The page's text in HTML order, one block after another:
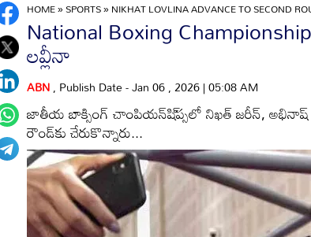
HOME»SPORTS»NIKHAT LOVLINA ADVANCE TO SECOND
National Boxing
లవ్లీనా
ABN, Publish Date - Jan 06 , 2026 | 05:08 AM
జాతీయ బాక్సింగ్‌ చాంపియన్‌షి్‌ప్సలో నిఖత్‌ జరీన్‌, అభినాష్‌
రౌండ్‌కు చేరుకొన్నారు...